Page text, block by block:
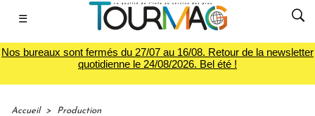
☰
Nos bureaux sont fermés du 27/07 au 16/08. Retour de la newsletter
quotidienne le 24/08/2026. Bel été !
Accueil > Production